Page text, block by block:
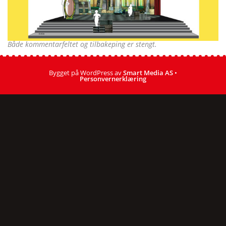
Både kommentarfeltet og tilbakeping er stengt.
Bygget på WordPress avSmart Media AS •
Personvernerklæring